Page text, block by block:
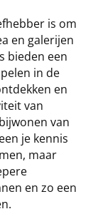
is om
en galerijen
bieden een
in de
en
van
van
je kennis
maar
en zo een